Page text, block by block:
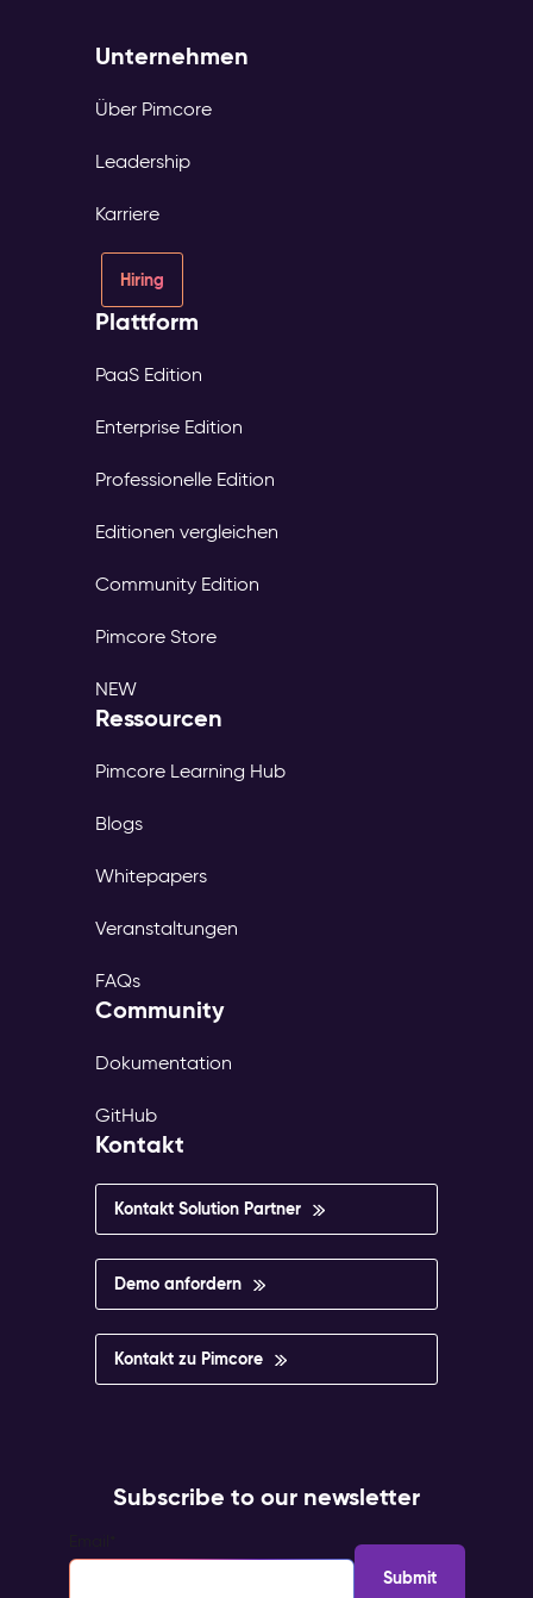
Unternehmen
Über Pimcore
Leadership
Karriere
Hiring
Plattform
PaaS Edition
Enterprise Edition
Professionelle Edition
Editionen vergleichen
Community Edition
Pimcore Store
NEW
Ressourcen
Pimcore Learning Hub
Blogs
Whitepapers
Veranstaltungen
FAQs
Community
Dokumentation
GitHub
Kontakt
Kontakt Solution Partner
Demo anfordern
Kontakt zu Pimcore
Subscribe to our newsletter